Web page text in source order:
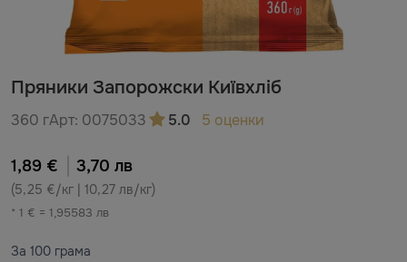
Пряники Запорожски Київхліб
360 гАрт: 0075033 5.0 5 оценки
1,89 € 3,70 лв
(5,25 €/кг | 10,27 лв/кг)
* 1 € = 1,95583 лв
За 100 грама